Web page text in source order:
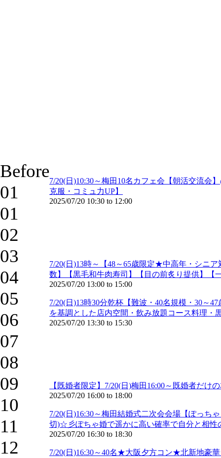
Before
01
01
02
03
04
05
06
07
08
09
10
11
12
7/20(日)10:30～梅田10名カフェ会【朝活交流会
克服・コミュ力UP】
2025/07/20 10:30 to 12:00
7/20(日)13時～【48～65歳限定★中高年・シニ
数】【黒毛和牛肉寿司】【目の前炙り提供】【
2025/07/20 13:00 to 15:00
7/20(日)13時30分乾杯【難波・40名規模・30～
を基調とした店内空間・飲み放題コース料理・
2025/07/20 13:30 to 15:30
【既婚者限定】7/20(日)梅田16:00～既婚者だ
2025/07/20 16:00 to 18:00
7/20(日)16:30～梅田結婚式二次会会場【ぽっち
切)☆彡ぽちゃ婚で遥かに高い確率で自分と相性
2025/07/20 16:30 to 18:30
7/20(日)16:30～40名★大阪夕方コン★北新地豪